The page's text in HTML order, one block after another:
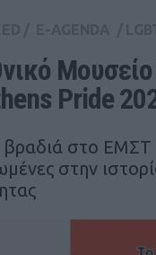
Pride
βραδιά στο ΕΜΣΤ
στην